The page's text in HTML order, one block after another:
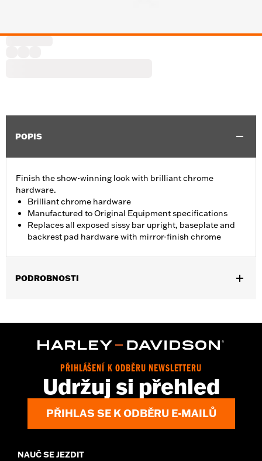
POPIS
Finish the show-winning look with brilliant chrome
hardware.
Brilliant chrome hardware
Manufactured to Original Equipment specifications
Replaces all exposed sissy bar upright, baseplate and
backrest pad hardware with mirror-finish chrome
PODROBNOSTI
Sold In Units:Each
1 year limited warranty – Go towww.h-
d.com/warranty for full details
PŘIHLÁŠENÍ K ODBĚRU NEWSLETTERU
Udržuj si přehled
PŘIHLAS SE K ODBĚRU E-MAILŮ
NAUČ SE JEZDIT